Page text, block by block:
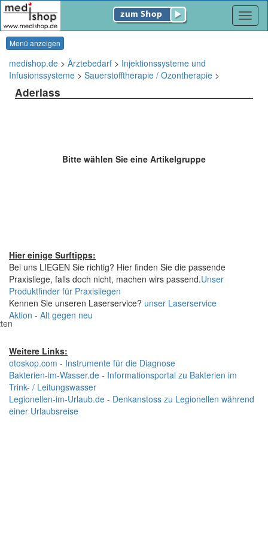
Menü anzeigen
medishop.de > Ärztebedarf > Injektionssysteme und
Infusionssysteme > Sauerstofftherapie / Ozontherapie >
Aderlass
Bitte wählen Sie eine Artikelgruppe
Hier einige Surftipps:
Bei uns LIEGEN Sie richtig? Hier finden Sie die passende
Praxisliege, falls doch nicht, machen wirs passend.Unser
Produktfinder für Praxisliegen
Kennen Sie unseren Laserservice? unser Laserservice
Aktion - Alt gegen neu
Weitere Links:
otoskop.com - Instrumente für die Diagnose
Bakterien-im-Wasser.de - Informationsportal zu Bakterien im
Trink- / Leitungswasser
Legionellen-im-Urlaub.de - Denkanstoss zu Legionellen während
einer Urlaubsreise